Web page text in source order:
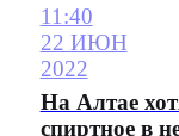
11:40
22 ИЮН
2022
На Алтае
спиртное в